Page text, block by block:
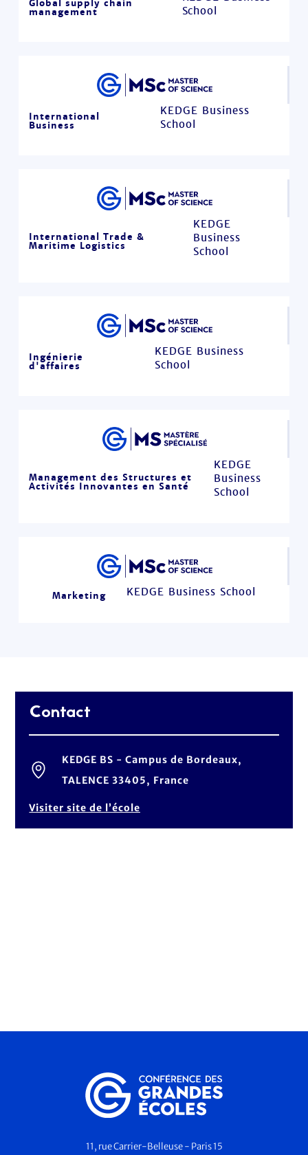
Global supply chain
management
School
International
Business
KEDGE Business
School
International Trade &
Maritime Logistics
KEDGE
Business
School
Ingénierie
d'affaires
KEDGE Business
School
Management des Structures et
Activités Innovantes en Santé
KEDGE
Business
School
Marketing KEDGE Business School
Contact
KEDGE BS - Campus de Bordeaux,
TALENCE 33405, France
Visiter site de l’école
11, rue Carrier-Belleuse - Paris 15